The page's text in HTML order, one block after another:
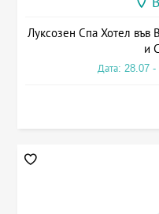
Луксозен Спа Хотел във
и
Дата: 28.07